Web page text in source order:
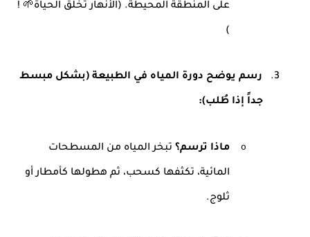
على المنطقة المحيطة. (الأنهار تخلق الحياة! 🌱
(
3. رسم يوضح دورة المياه في الطبيعة (بشكل مبسط
جداً إذا طُلب):
o ماذا ترسم؟ تبخر المياه من المسطحات
المائية، تكثفها كسحب، ثم هطولها كأمطار أو
ثلوج.